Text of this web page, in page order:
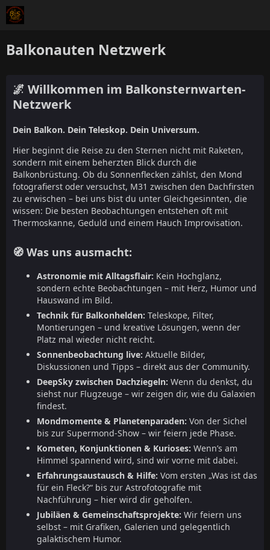
Balkonauten Netzwerk
🌌 Willkommen im Balkonsternwarten-
Netzwerk
Dein Balkon. Dein Teleskop. Dein Universum.
Hier beginnt die Reise zu den Sternen nicht mit Raketen,
sondern mit einem beherzten Blick durch die
Balkonbrüstung. Ob du Sonnenflecken zählst, den Mond
fotografierst oder versuchst, M31 zwischen den Dachfirsten
zu erwischen – bei uns bist du unter Gleichgesinnten, die
wissen: Die besten Beobachtungen entstehen oft mit
Thermoskanne, Geduld und einem Hauch Improvisation.
🧭 Was uns ausmacht:
Astronomie mit Alltagsflair: Kein Hochglanz,
sondern echte Beobachtungen – mit Herz, Humor und
Hauswand im Bild.
Technik für Balkonhelden: Teleskope, Filter,
Montierungen – und kreative Lösungen, wenn der
Platz mal wieder nicht reicht.
Sonnenbeobachtung live: Aktuelle Bilder,
Diskussionen und Tipps – direkt aus der Community.
DeepSky zwischen Dachziegeln: Wenn du denkst, du
siehst nur Flugzeuge – wir zeigen dir, wie du Galaxien
findest.
Mondmomente & Planetenparaden: Von der Sichel
bis zur Supermond-Show – wir feiern jede Phase.
Kometen, Konjunktionen & Kurioses: Wenn’s am
Himmel spannend wird, sind wir vorne mit dabei.
Erfahrungsaustausch & Hilfe: Vom ersten „Was ist das
für ein Fleck?“ bis zur Astrofotografie mit
Nachführung – hier wird dir geholfen.
Jubiläen & Gemeinschaftsprojekte: Wir feiern uns
selbst – mit Grafiken, Galerien und gelegentlich
galaktischem Humor.